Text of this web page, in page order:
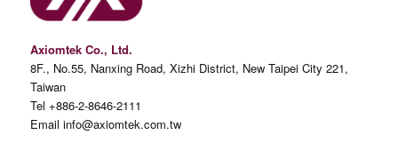
Axiomtek Co., Ltd.
8F., No.55, Nanxing Road, Xizhi District, New Taipei City 221,
Taiwan
Tel +886-2-8646-2111
Email info@axiomtek.com.tw